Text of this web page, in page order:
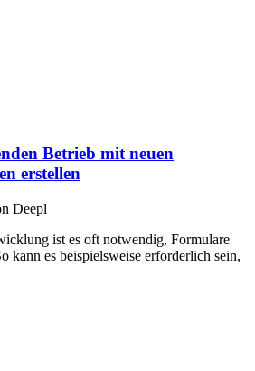
Betrieb mit neuen
erstellen
Deepl
ist es oft notwendig, Formulare
kann es beispielsweise erforderlich sein,